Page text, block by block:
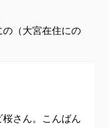
の（大宮在住にの
さん。こんばん